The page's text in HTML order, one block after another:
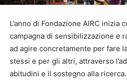
L’anno di Fondazione AIRC inizia
campagna di sensibilizzazione e
ad agire concretamente per fare
stessi e per gli altri, attraverso
abitudini e il sostegno alla ricerca.